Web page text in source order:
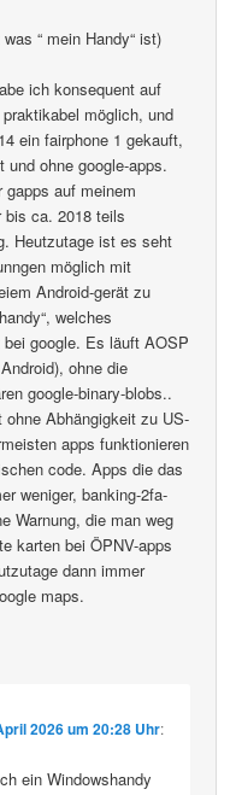
“ mein Handy“ ist)
ich konsequent auf
möglich, und
ein fairphone 1 gekauft,
ohne google-apps.
auf meinem
bis ca. 2018 teils
Heutzutage ist es seht
möglich mit
Android-gerät zu
welches
google. Es läuft AOSP
ohne die
google-binary-blobs..
Abhängigkeit zu US-
apps funktionieren
code. Apps die das
weniger, banking-2fa-
Warnung, die man weg
karten bei ÖPNV-apps
dann immer
maps.
2026 um 20:28 Uhr:
ein Windowshandy